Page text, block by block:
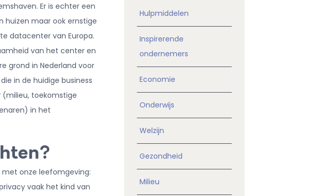
Er is echter een
huizen maar ook ernstige
datacenter van Europa.
van het center en
grond in Nederland voor
in de huidige business
(milieu, toekomstige
in het
onze leefomgeving:
vaak het kind van
Hulpmiddelen
Inspirerende
ondernemers
Economie
Onderwijs
Welzijn
Gezondheid
Milieu